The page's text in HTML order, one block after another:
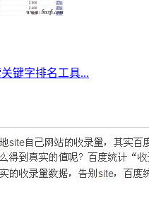
键字排名工具...